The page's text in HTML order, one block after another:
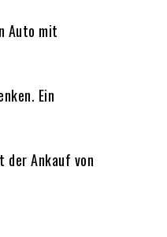
Auto mit
Ein
der Ankauf von